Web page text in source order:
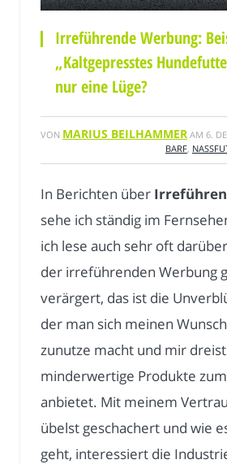
Irreführende Werbung:
„Kaltgepresstes
nur eine Lüge?
VON MARIUS BEILHAMMER AM 6.
BARF
In Berichten über
sehe ich ständig im
ich lese auch sehr oft
der irreführenden Werbung
verärgert, das ist die
der man sich meinen
zunutze macht und mir dreist
minderwertige Produkte
anbietet. Mit meinem
übelst geschachert und wie
geht, interessiert die